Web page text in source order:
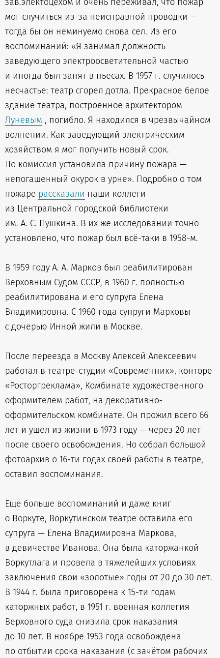
мог случиться из-за неисправной проводки —
тогда бы он неминуемо снова сел. Из его
воспоминаний: «Я занимал должность
заведующего электроосветительной частью
и иногда был занят в пьесах. В 1957 г. случилось
несчастье: театр сгорел дотла. Прекрасное белое
здание театра, построенное архитектором
Луневым , погибло. Я находился в чрезвычайном
волнении. Как заведующий электрическим
хозяйством я мог получить новый срок.
Но комиссия установила причину пожара —
непогашенный окурок в урне». Подробно о том
пожаре рассказали наши коллеги
из Центральной городской библиотеки
им. А. С. Пушкина. В их же исследовании точно
установлено, что пожар был всё-таки в 1958-м.
В 1959 году А. А. Марков был реабилитирован
Верховным Судом СССР, в 1960 г. полностью
реабилитирована и его супруга Елена
Владимировна. С 1960 года супруги Марковы
с дочерью Инной жили в Москве.
После переезда в Москву Алексей Алексеевич
работал в театре-студии «Современник», конторе
«Росторгреклама», Комбинате художественного
оформителем работ, на декоративно-
оформительском комбинате. Он прожил всего 66
лет и ушел из жизни в 1973 году — через 20 лет
после своего освобождения. Но собрал большой
фотоархив о 16-ти годах своей работы в театре,
оставил воспоминания.
Ещё больше воспоминаний и даже книг
о Воркуте, Воркутинском театре оставила его
супруга — Елена Владимировна Маркова,
в девичестве Иванова. Она была каторжанкой
Воркутлага и провела в тяжелейших условиях
заключения свои «золотые» годы от 20 до 30 лет.
В 1944 г. была приговорена к 15-ти годам
каторжных работ, в 1951 г. военная коллегия
Верховного суда снизила срок наказания
до 10 лет. В ноябре 1953 года освобождена
по отбытии срока наказания (с зачётом рабочих